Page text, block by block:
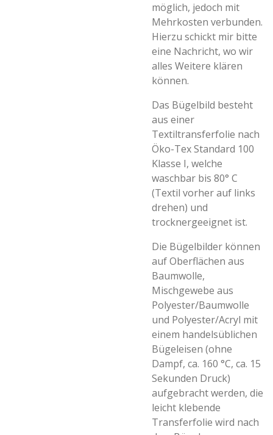
möglich, jedoch mit
Mehrkosten verbunden.
Hierzu schickt mir bitte
eine Nachricht, wo wir
alles Weitere klären
können.
Das Bügelbild besteht
aus einer
Textiltransferfolie nach
Öko-Tex Standard 100
Klasse I, welche
waschbar bis 80° C
(Textil vorher auf links
drehen) und
trocknergeeignet ist.
Die Bügelbilder können
auf Oberflächen aus
Baumwolle,
Mischgewebe aus
Polyester/Baumwolle
und Polyester/Acryl mit
einem handelsüblichen
Bügeleisen (ohne
Dampf, ca. 160 °C, ca. 15
Sekunden Druck)
aufgebracht werden, die
leicht klebende
Transferfolie wird nach